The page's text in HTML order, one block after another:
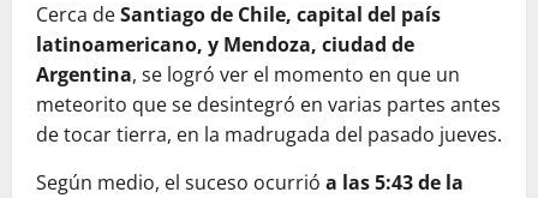
Cerca deSantiago de Chile, capital del país
latinoamericano, y Mendoza, ciudad de
Argentina, se logró ver el momento en que un
meteorito que se desintegró en varias partes antes
de tocar tierra, en la madrugada del pasado jueves.
Según medio, el suceso ocurrió a las 5:43 de la